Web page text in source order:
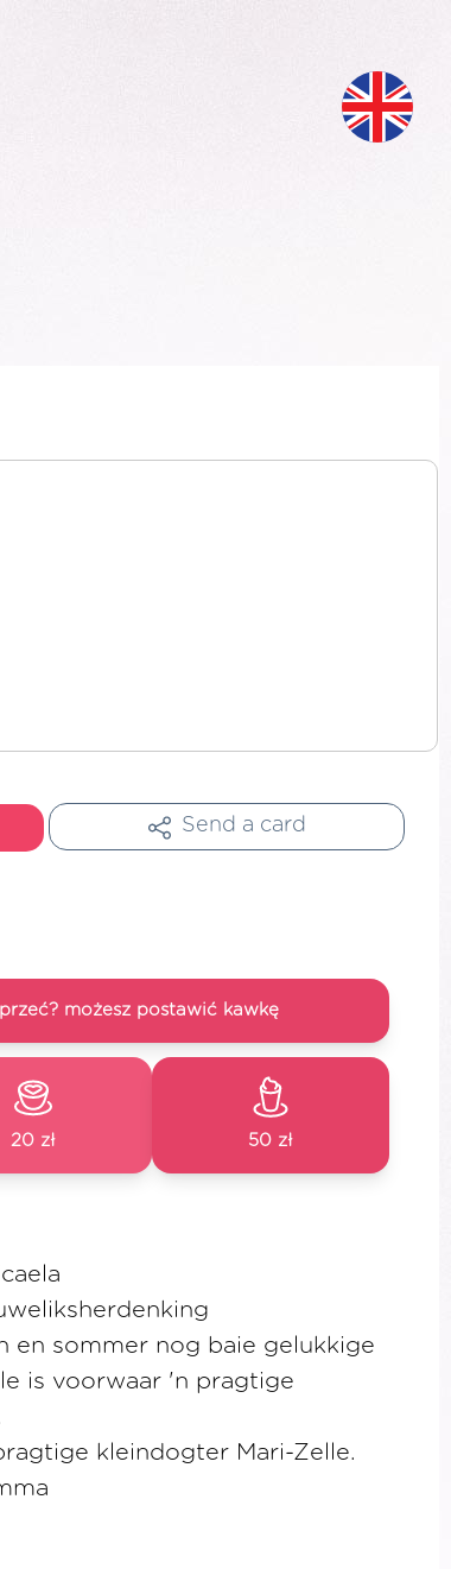
Send a card
możesz postawić kawkę
20 zł 50 zł
en sommer nog baie gelukkige
is voorwaar 'n pragtige
kleindogter Mari-Zelle.